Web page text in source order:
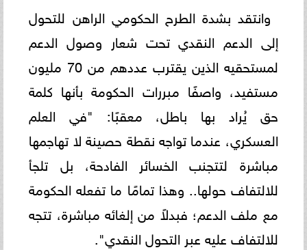
وانتقد بشدة الطرح الحكومي الراهن للتحول
إلى الدعم النقدي تحت شعار وصول الدعم
لمستحقيه الذين يقترب عددهم من 70 مليون
مستفيد، واصفًا مبررات الحكومة بأنها كلمة
حق يُراد بها باطل، معقبًا: "في العلم
العسكري، عندما تواجه نقطة حصينة لا تهاجمها
مباشرة لتتجنب الخسائر الفادحة، بل تلجأ
للالتفاف حولها.. وهذا تمامًا ما تفعله الحكومة
مع ملف الدعم؛ فبدلاً من إلغائه مباشرة، تتجه
للالتفاف عليه عبر التحول النقدي".